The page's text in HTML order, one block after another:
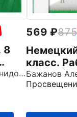
8
иЗахарова Ольга Леонидовна
569 875
класс.
тетрадь